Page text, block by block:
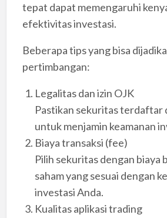
tepat dapat memengaruhi
efektivitas investasi.
Beberapa tips yang bisa
pertimbangan:
Legalitas dan izin OJK
Pastikan sekuritas terdaftar
untuk menjamin keamanan
Biaya transaksi (fee)
Pilih sekuritas dengan biaya
saham yang sesuai dengan
investasi Anda.
Kualitas aplikasi trading